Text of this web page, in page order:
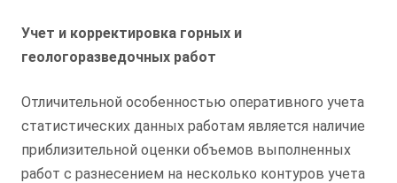
Учет и корректировка горных и
геологоразведочных работ
Отличительной особенностью оперативного учета
статистических данных работам является наличие
приблизительной оценки объемов выполненных
работ с разнесением на несколько контуров учета